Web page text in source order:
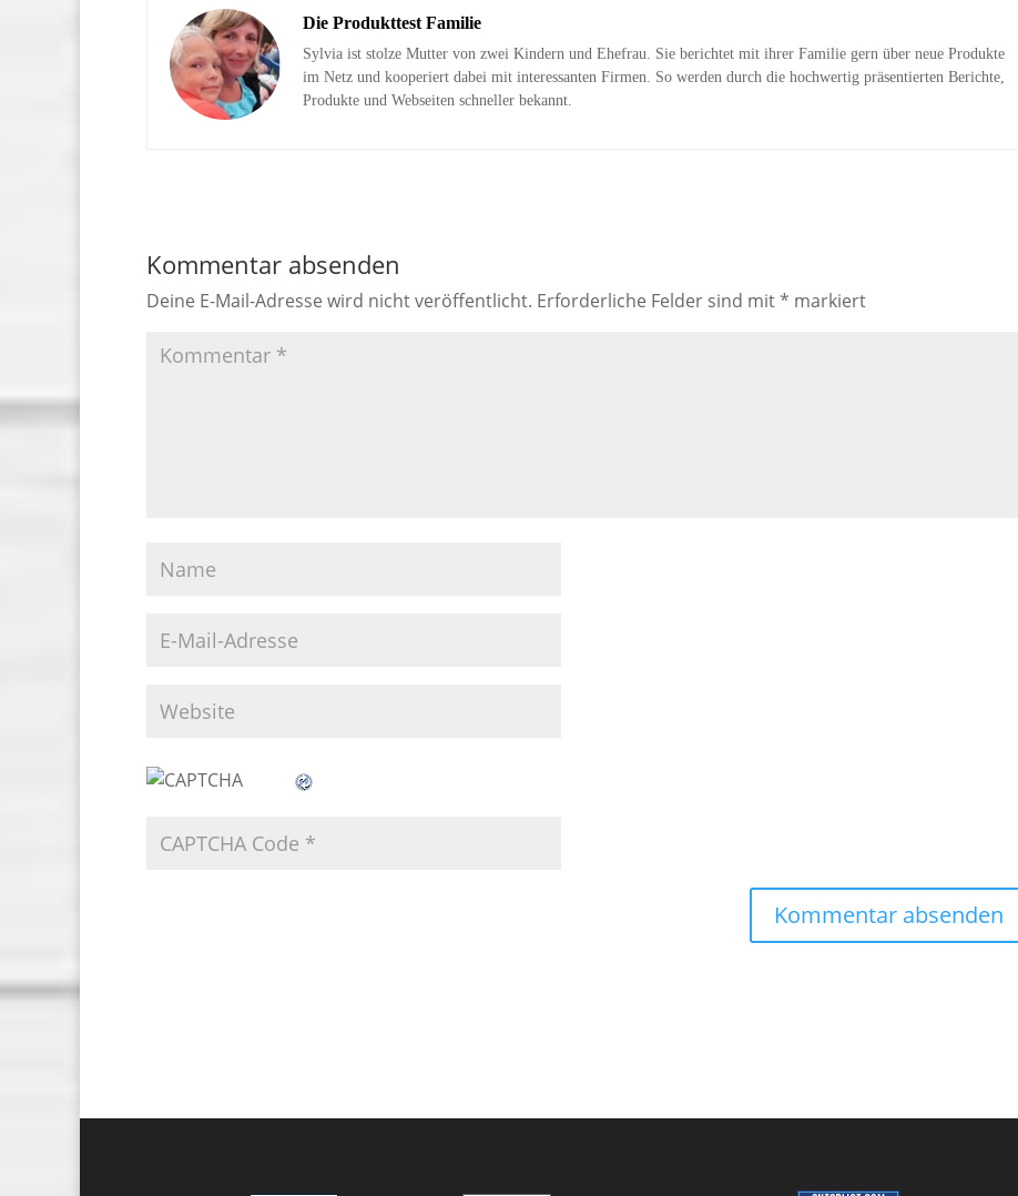
Die Produkttest Familie
Sylvia ist stolze Mutter von zwei Kindern und Ehefrau. Sie berichtet mit ihrer Familie gern über neue Produkte
im Netz und kooperiert dabei mit interessanten Firmen. So werden durch die hochwertig präsentierten Berichte,
Produkte und Webseiten schneller bekannt.
Kommentar absenden
Deine E-Mail-Adresse wird nicht veröffentlicht. Erforderliche Felder sind mit* markiert